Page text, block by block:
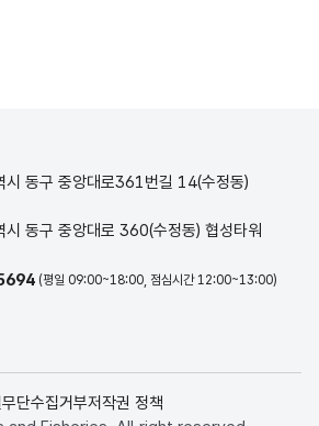
동구 중앙대로361번길 14(수정동)
동구 중앙대로 360(수정동) 협성타워
(평일 09:00~18:00, 점심시간 12:00~13:00)
단수집거부저작권 정책